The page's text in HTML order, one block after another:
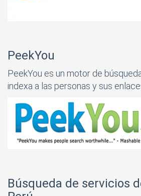
PeekYou
PeekYou es un motor de
indexa a las personas y sus
Búsqueda de servicios